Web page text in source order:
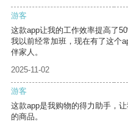
游客
这款app让我的工作效率提高了
我以前经常加班，现在有了这个
伴家人。
2025-11-02
游客
这款app是我购物的得力助手，
的商品。